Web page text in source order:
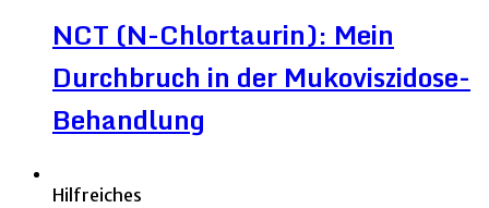
NCT (N-Chlortaurin): Mein
Durchbruch in der Mukoviszidose-
Behandlung
Hilfreiches